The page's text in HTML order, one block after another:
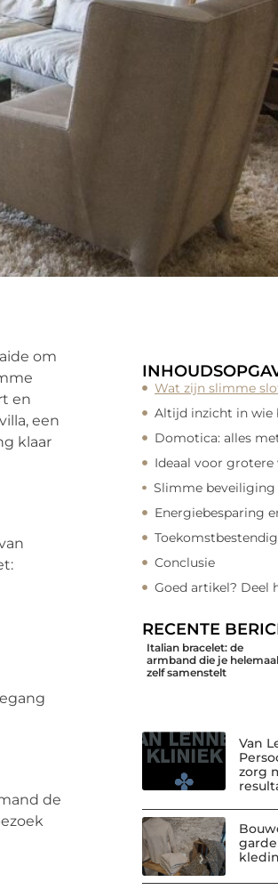
om
en
een
klaar
de
Wat zijn slimme
Altijd inzicht in wie
Domotica: alles
Ideaal voor grotere
Energiebesparing
Conclusie
Goed artikel? Deel
RECENTE
Italian bracelet: de
armband die je helemaal
zelf samenstelt
Van
zorg